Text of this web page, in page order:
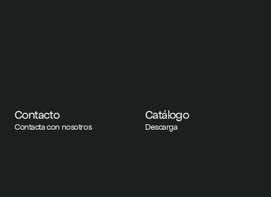
Contacto
Contacta con nosotros
Catálogo
Descarga